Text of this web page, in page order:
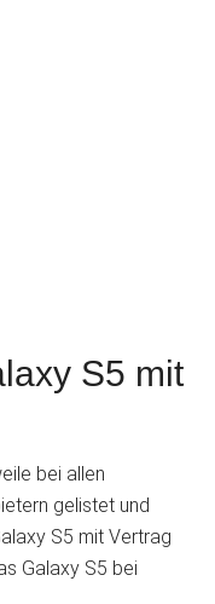
S5 mit
bei allen
gelistet und
S5 mit Vertrag
Galaxy S5 bei